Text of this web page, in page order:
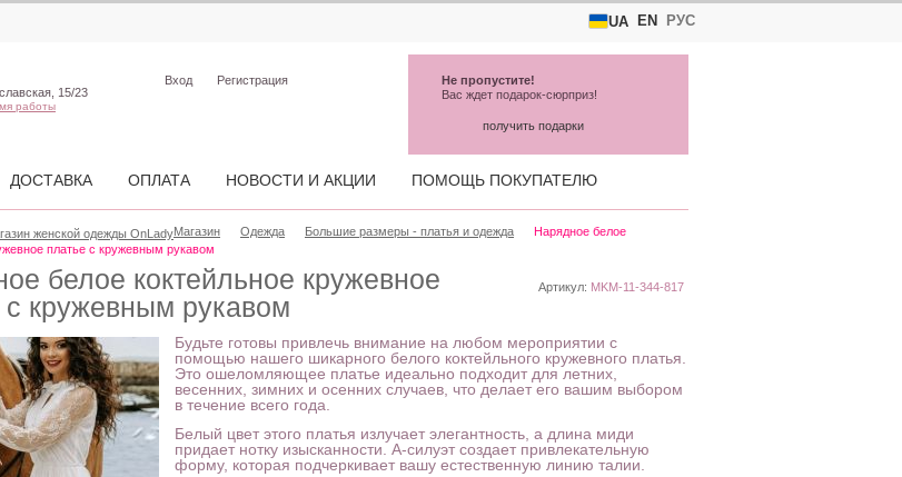
UA EN РУС
белое коктейльное кружевное
с кружевным рукавом
Артикул: MKM-11-344-817
Будьте готовы привлечь внимание на любом мероприятии с
помощью нашего шикарного белого коктейльного кружевного платья.
Это ошеломляющее платье идеально подходит для летних,
весенних, зимних и осенних случаев, что делает его вашим выбором
в течение всего года.
Белый цвет этого платья излучает элегантность, а длина миди
придает нотку изысканности. А-силуэт создает привлекательную
форму, которая подчеркивает вашу естественную линию талии.
Магазин Одежда Большие размеры - платья и одежда
Нарядное белое
платье с кружевным рукавом
15/23
работы
Вход Регистрация
ДОСТАВКА ОПЛАТА НОВОСТИ И АКЦИИ ПОМОЩЬ ПОКУПАТЕЛЮ
Не пропустите!
Вас ждет подарок-сюрприз!
получить подарки